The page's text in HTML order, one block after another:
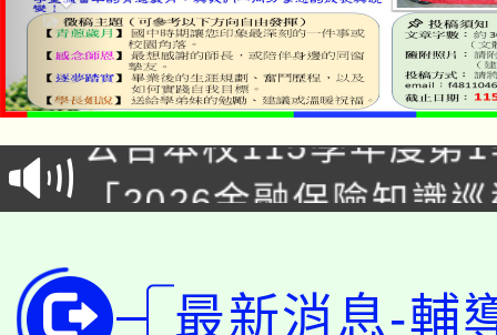
淨零綠領人才培育課程
公告本校115學年度第
代理(課)教師甄選結果
「2026金融保險知識
生本土語及新住民語歌
公告本校115學年度第
最新消息-輔